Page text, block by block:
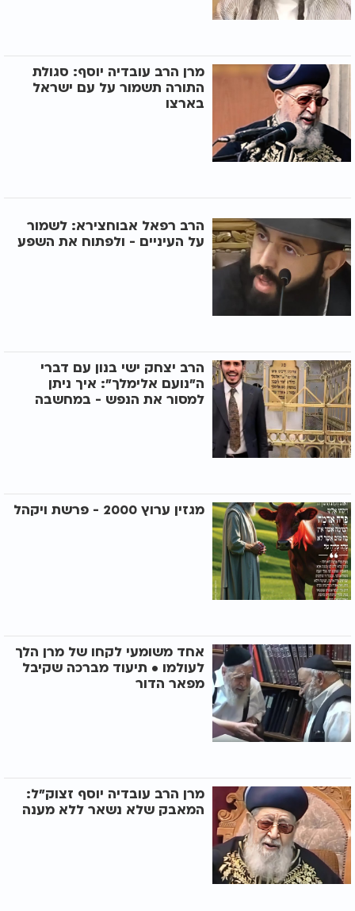
מרן הרב עובדיה יוסף: סגולת
התורה תשמור על עם ישראל
בארצו
הרב רפאל אבוחצירא: לשמור
על העיניים - ולפתוח את השפע
הרב יצחק ישי בנון עם דברי
ה"נועם אלימלך": איך ניתן
למסור את הנפש - במחשבה
מגזין ערוץ 2000 - פרשת ויקהל
אחד משומעי לקחו של מרן הלך
לעולמו • תיעוד מברכה שקיבל
מפאר הדור
מרן הרב עובדיה יוסף זצוק"ל:
המאבק שלא נשאר ללא מענה